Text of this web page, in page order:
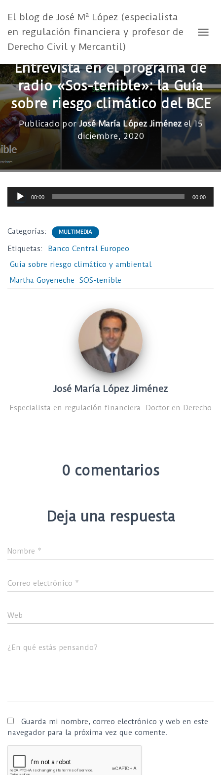
El blog de José Mª López (especialista
en regulación financiera y profesor de
Derecho Civil y Mercantil)
Entrevista en el programa de
radio «Sos-tenible»: la Guía
sobre riesgo climático del BCE
Publicado porJosé María López Jiménezel15
diciembre, 2020
Reproductor
de
00:00 00:00
Categorías: MULTIMEDIA
Etiquetas:
Banco Central Europeo
Guía sobre riesgo climático y ambiental
Martha Goyeneche
SOS-tenible
José María López Jiménez
Especialista en regulación financiera. Doctor en Derecho
0 comentarios
Deja una respuesta
Nombre *
Correo electrónico *
Web
¿En qué estás pensando?
Guarda mi nombre, correo electrónico y web en este
navegador para la próxima vez que comente.